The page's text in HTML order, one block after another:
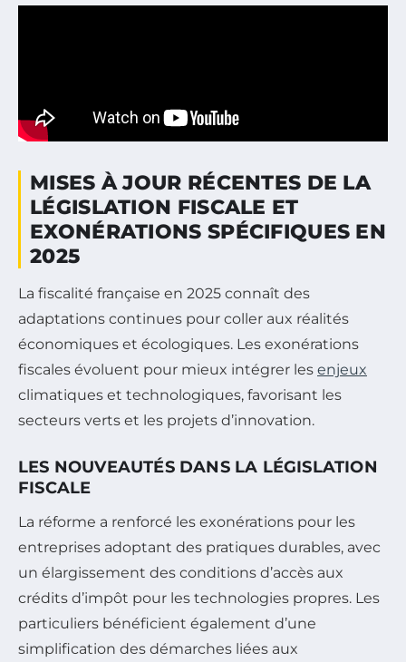
MISES À JOUR RÉCENTES DE LA
LÉGISLATION FISCALE ET
EXONÉRATIONS SPÉCIFIQUES EN
2025
La fiscalité française en 2025 connaît des
adaptations continues pour coller aux réalités
économiques et écologiques. Les exonérations
fiscales évoluent pour mieux intégrer les enjeux
climatiques et technologiques, favorisant les
secteurs verts et les projets d’innovation.
LES NOUVEAUTÉS DANS LA LÉGISLATION
FISCALE
La réforme a renforcé les exonérations pour les
entreprises adoptant des pratiques durables, avec
un élargissement des conditions d’accès aux
crédits d’impôt pour les technologies propres. Les
particuliers bénéficient également d’une
simplification des démarches liées aux